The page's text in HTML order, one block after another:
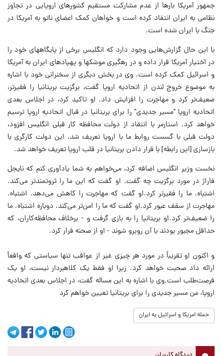
جمهور آمریکا بارها از عدم مشارکت مستقیم کشورهای اروپایی در تجاوز
نظامی به ایران انتفاد کرده است و خواهان کمک اعضای ناتو به آمریکا در
جنگ با ایران شده است.
با این حال گزارش‌هایی وجود دارد که انگلیس برخی از پایگاههای خود را
در اختیار آمریکا قرار داده و در رهگیری موشکها و پهپادهای ایران به آمریکا
و اسرائیل کمک کرده است. وی در بخش دیگری از سخنرانی خود با اشاره
به موضوع خروج لندن از اتحادیه اروپا گفت، برگزیت بریتانیا را فقیرتر،
ضعیف‌تر کرد و مهاجرت را افزایش داد. او تاکید کرد، در اجلاس بعدی
اتحادیه اروپا "مسیر جدیدی" را برای بریتانیا در قبال اتحادیه اروپا ترسیم
خواهد کرد. استارمر با انتقاد از دولت محافظه کار قبلی انگلیس افزود،
دولت قبلی با گسست روابط ما با اروپا تعریف شد. این دولت کارگری با
بازسازی [این رابطه] با قرار دادن بریتانیا در قلب اروپا تعریف خواهد شد.
نخست وزیر انگلیس اضافه کرد، می‌خواهم به شما یادآوری کنم که نایجل
فاراژ در مورد برگزیت چه گفت. او گفت که این ما را ثروتمندتر می‌کند.
اشتباه. ما را فقیرتر کرد.او گفت که مهاجرت را کاهش می‌دهد. اشتباه.
مهاجرت از سقف عبور کرد.او گفت که ما را امن‌تر می‌کند. دوباره اشتباه. ما
را ضعیف‌تر کرد.او بریتانیا را به بازی گرفت و - برخلاف محافظه‌کاران، که
حداقل مجبور بودند با آن روبرو شوند - او از صحنه فرار کرد.
و اکنون او تقریباً در مورد هر چیزی غیر از عواقب تنها سیاستی که واقعاً
ارائه داد صحبت خواهد کرد. زیرا او فقط یک کلاهبردار نیست، او یک
فرصت‌طلب است.وی با اشاره به این مساله گفت، در اجلاس بعدی اتحادیه
اروپا، من مسیر جدیدی را برای بریتانیا تعیین خواهم کرد
حمله امریکا و اسرائیل به ایران